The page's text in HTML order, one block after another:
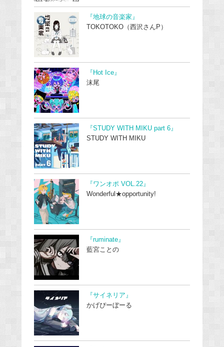
『地球の音楽家』
TOKOTOKO（西沢さんP）
『Hot Ice』
沫尾
『STUDY WITH MIKU part 6』
STUDY WITH MIKU
『ワンオポ VOL.22』
Wonderful★opportunity!
『ruminate』
藍宮ことの
『サイネリア』
かげぴーぼーる